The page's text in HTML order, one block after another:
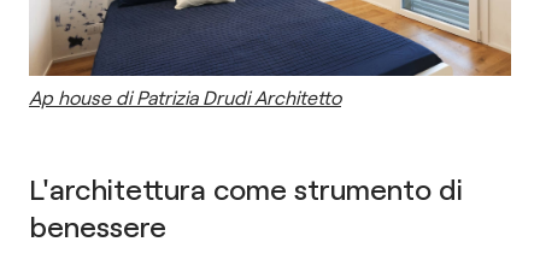
Ap house di Patrizia Drudi Architetto
L'architettura come strumento di
benessere